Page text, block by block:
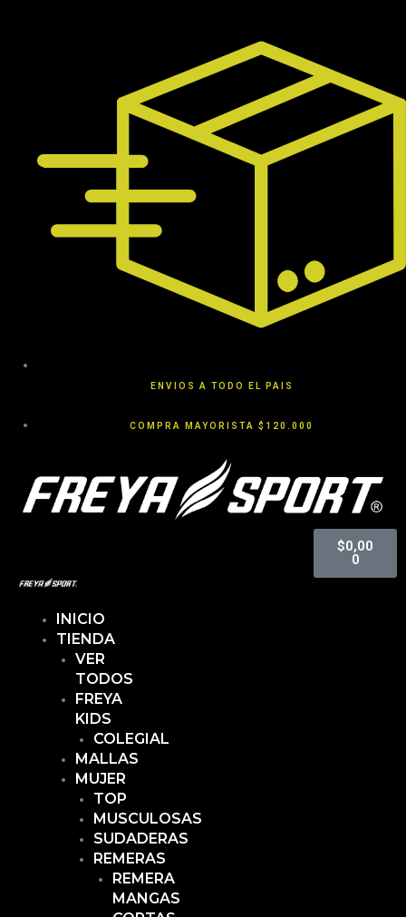
ENVIOS A TODO EL PAIS
COMPRA MAYORISTA $120.000
INICIO
TIENDA
VER
TODOS
FREYA
KIDS
COLEGIAL
MALLAS
MUJER
TOP
MUSCULOSAS
SUDADERAS
REMERAS
REMERA
MANGAS
$0,00
0